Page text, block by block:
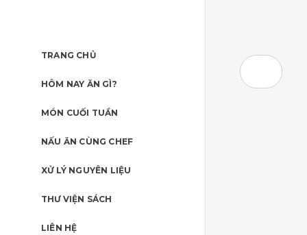
TRANG CHỦ
HÔM NAY ĂN GÌ?
MÓN CUỐI TUẦN
NẤU ĂN CÙNG CHEF
XỬ LÝ NGUYÊN LIỆU
THƯ VIỆN SÁCH
LIÊN HỆ